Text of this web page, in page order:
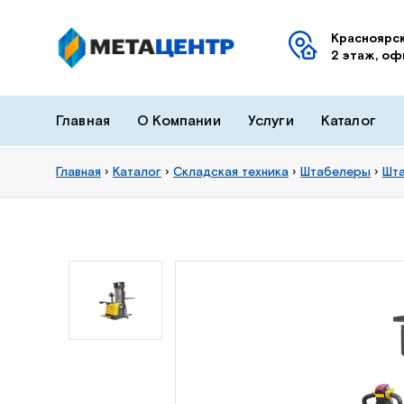
2 этаж,
Главная О Компании Услуги Каталог
Главная › Каталог › Складская техника › Штабелеры ›